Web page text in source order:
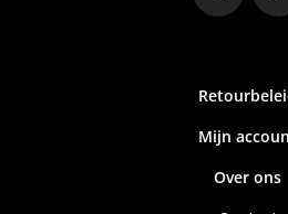
Mijn
Over ons